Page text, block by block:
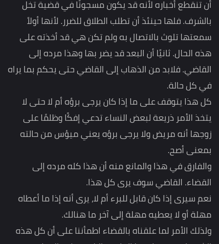
أن تنقطع أخباره لأنه قد يكون مسجونًا في قضية تخل
بالشرف. فلها حينئذ أن تطلب الطلاق للضرر. لأنها أولاً
سمعتها تلوث بالاتصال به ولم تكن هي قد أخذته على
هذه الحال. ثانيًا أن البعد قد يضر بها وهذا مرده إلى
القاضي. فلابد من الذهاب إلى القاضي حتى يحكم بما يراه
في كل حالة.
كل هذا يتوقف على ما إذا كان يرجى برؤه أم لا حتى لا
يتخذ الأمر ذريعة لبعض النساء تدعي إفكًا وظلمًا على
زوجها أنه مريض ولا يرجى برؤه يعني ميؤس من حالته
بمعنى أصح.
والفارق في هذا والمانع منه أن هذا كله مرده إلى
القضاء. القاضي سوف يرى كل هذا.
نعم سيرى إذا كان قابل للبرء أم لا، يرى أنه إذا ما أعطاه
مهلة أو لا يعطيه مهلة إلى آخر ما هنالك.
ولذلك الأمر لما علقناه بالقضاء اطمأننا على أن كل هذه